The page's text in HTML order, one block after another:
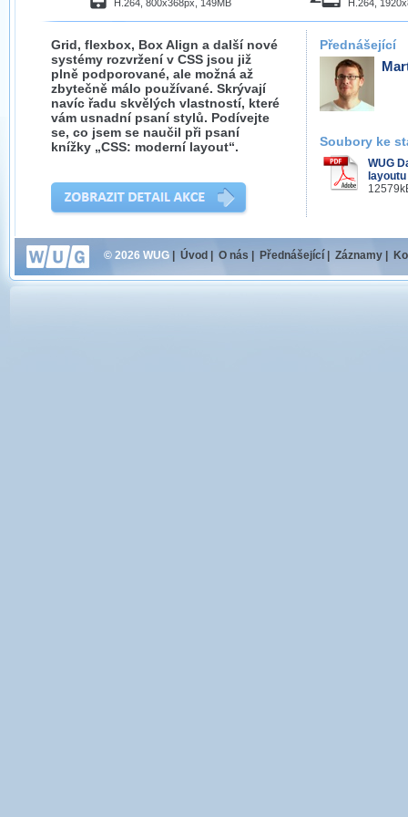
H.264, 800x368px, 149MB H.264,
Grid, flexbox, Box Align a další nové
systémy rozvržení v CSS jsou již
plně podporované, ale možná až
zbytečně málo používané. Skrývají
navíc řadu skvělých vlastností, které
vám usnadní psaní stylů. Podívejte
se, co jsem se naučil při psaní
knížky „CSS: moderní layout“.
Přednášející
Soubory ke
WUG
© 2026 WUG Úvod O nás Přednášející Záznamy